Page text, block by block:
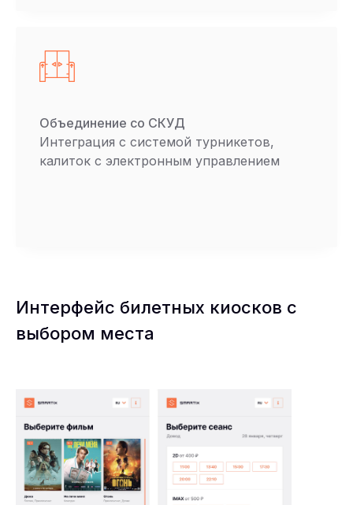
Объединение со СКУД
Интеграция с системой турникетов,
калиток с электронным управлением
Интерфейс билетных киосков с
выбором места